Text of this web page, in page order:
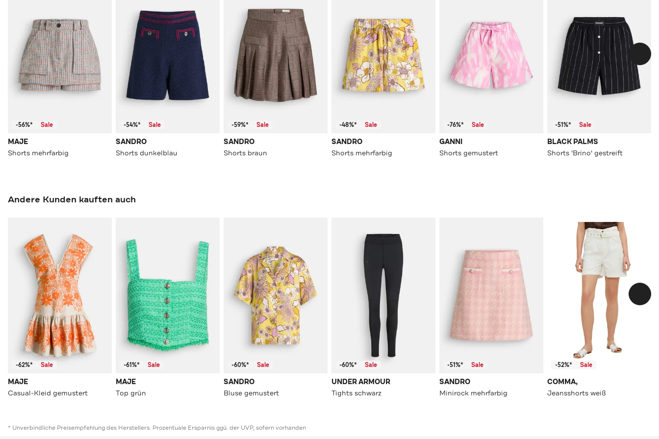
-56%* Sale
MAJE
Shorts mehrfarbig
-54%* Sale
SANDRO
Shorts dunkelblau
-59%* Sale
SANDRO
Shorts braun
-48%* Sale
SANDRO
Shorts mehrfarbig
-76%* Sale
GANNI
Shorts gemustert
-51%* Sale
BLACK PALMS
Shorts 'Brino' gestreift
Andere Kunden kauften auch
-62%* Sale
MAJE
Casual-Kleid gemustert
-61%* Sale
MAJE
Top grün
-60%* Sale
SANDRO
Bluse gemustert
-60%* Sale
UNDER ARMOUR
Tights schwarz
-51%* Sale
SANDRO
Minirock mehrfarbig
-52%* Sale
COMMA,
Jeansshorts weiß
* Unverbindliche Preisempfehlung des Herstellers. Prozentuale Ersparnis ggü. der UVP, sofern vorhanden